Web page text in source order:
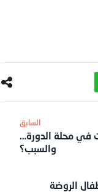
محلة الدورة…
والسبب؟
الروضة